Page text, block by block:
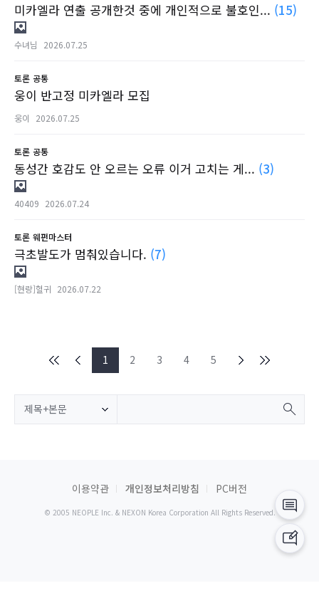
미카엘라 연출 공개한것 중에 개인적으로 불호인... (15)
수녀님 2026.07.25
토론 공통
웅이 반고정 미카엘라 모집
웅이 2026.07.25
토론 공통
동성간 호감도 안 오르는 오류 이거 고치는 게... (3)
40409 2026.07.24
토론 웨펀마스터
극초발도가 멈춰있습니다. (7)
[현랑]혈귀 2026.07.22
1 2 3 4 5
제목+본문
이용약관 개인정보처리방침 PC버전
© 2005 NEOPLE Inc. & NEXON Korea Corporation All Rights Reserved.